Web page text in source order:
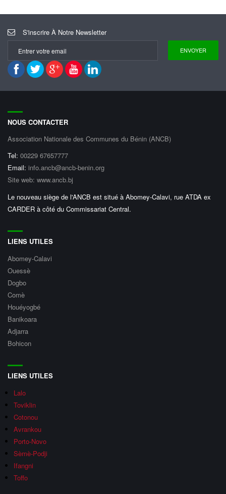
S'inscrire À Notre Newsletter
NOUS CONTACTER
Association Nationale des Communes du Bénin (ANCB)
Tel: 00229 67657777
Email: info.ancb@ancb-benin.org
Site web: www.ancb.bj
Le nouveau siège de l'ANCB est situé à Abomey-Calavi, rue ATDA ex
CARDER à côté du Commissariat Central.
LIENS UTILES
Abomey-Calavi
Ouessè
Dogbo
Comè
Houéyogbé
Banikoara
Adjarra
Bohicon
LIENS UTILES
Lalo
Toviklin
Cotonou
Avrankou
Porto-Novo
Sèmè-Podji
Ifangni
Toffo